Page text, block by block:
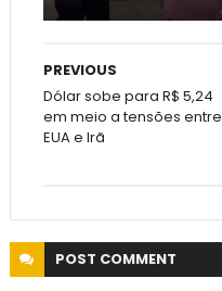
PREVIOUS
Dólar sobe para R$ 5,24
em meio a tensões entre
EUA e Irã
POST COMMENT